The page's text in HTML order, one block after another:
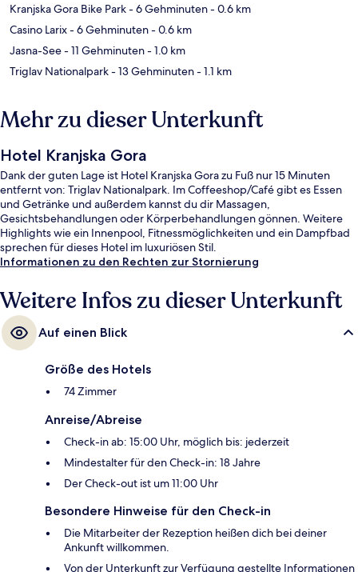
Kranjska Gora Bike Park- 6 Gehminuten- 0.6 km
Casino Larix- 6 Gehminuten- 0.6 km
Jasna-See- 11 Gehminuten- 1.0 km
Triglav Nationalpark- 13 Gehminuten- 1.1 km
Mehr zu dieser Unterkunft
Hotel Kranjska Gora
Dank der guten Lage ist Hotel Kranjska Gora zu Fuß nur 15 Minuten
entfernt von: Triglav Nationalpark. Im Coffeeshop/Café gibt es Essen
und Getränke und außerdem kannst du dir Massagen,
Gesichtsbehandlungen oder Körperbehandlungen gönnen. Weitere
Highlights wie ein Innenpool, Fitnessmöglichkeiten und ein Dampfbad
sprechen für dieses Hotel im luxuriösen Stil.
Informationen zu den Rechten zur Stornierung
Weitere Infos zu dieser Unterkunft
Auf einen Blick
Größe des Hotels
74 Zimmer
Anreise/Abreise
Check-in ab: 15:00 Uhr, möglich bis: jederzeit
Mindestalter für den Check-in: 18 Jahre
Der Check-out ist um 11:00 Uhr
Besondere Hinweise für den Check-in
Die Mitarbeiter der Rezeption heißen dich bei deiner
Ankunft willkommen.
Von der Unterkunft zur Verfügung gestellte Informationen